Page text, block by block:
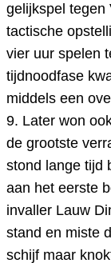
gelijkspel tegen
tactische
vier uur spelen
tijdnoodfase
middels een
9. Later won
de grootste
stond lange tijd
aan het eerste
invaller Lauw
stand en miste
schijf maar